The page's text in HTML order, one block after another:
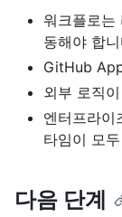
워크플로는
동해야 합
GitHub
외부 로직
엔터프라이
타임이 모
다음 단계